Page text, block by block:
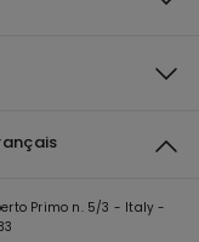
Primo n. 5/3 - Italy -